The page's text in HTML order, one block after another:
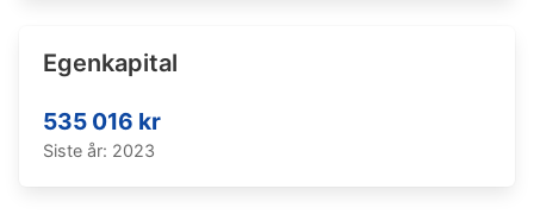
Egenkapital
535 016 kr
Siste år: 2023